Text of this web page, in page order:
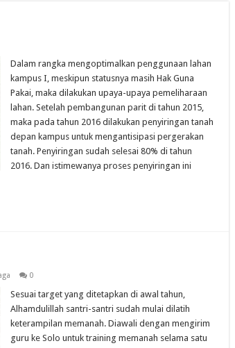
Dalam rangka mengoptimalkan penggunaan lahan
kampus I, meskipun statusnya masih Hak Guna
Pakai, maka dilakukan upaya-upaya pemeliharaan
lahan. Setelah pembangunan parit di tahun 2015,
maka pada tahun 2016 dilakukan penyiringan tanah
depan kampus untuk mengantisipasi pergerakan
tanah. Penyiringan sudah selesai 80% di tahun
2016. Dan istimewanya proses penyiringan ini
0
Sesuai target yang ditetapkan di awal tahun,
Alhamdulillah santri-santri sudah mulai dilatih
keterampilan memanah. Diawali dengan mengirim
guru ke Solo untuk training memanah selama satu